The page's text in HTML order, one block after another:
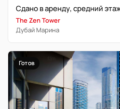
Сдано в аренду, средний
The Zen Tower
Дубай Марина
Готов